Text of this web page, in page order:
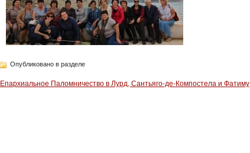
Опубликовано в разделе
Епархиальное Паломничество в Лурд, Сантьяго-де-Компостела и Фатиму